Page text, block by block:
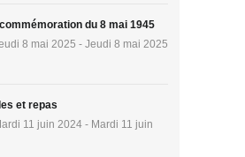
du 8 mai 1945
8 mai 2025 - Jeudi 8 mai 2025
et repas
11 juin 2024 - Mardi 11 juin